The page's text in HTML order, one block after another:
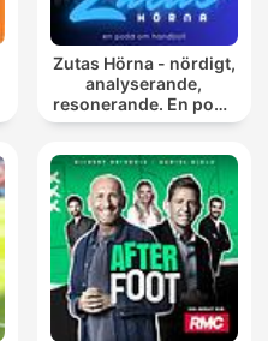
Zutas Hörna - nördigt,
analyserande,
resonerande. En podd
om handboll.